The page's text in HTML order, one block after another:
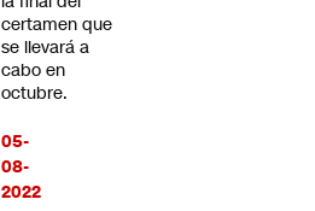
certamen que
se llevará a
cabo en
octubre.
05-
08-
2022